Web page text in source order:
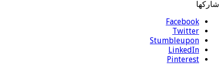
شاركها
Facebook
Twitter
Stumbleupon
LinkedIn
Pinterest